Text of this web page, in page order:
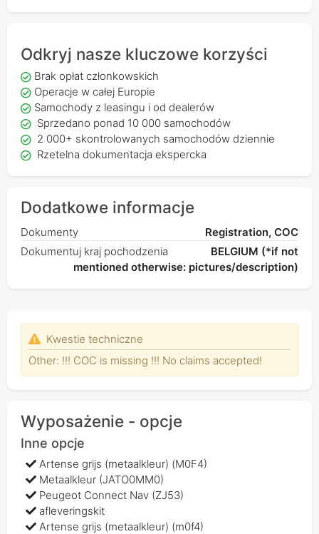
Odkryj nasze kluczowe korzyści
Brak opłat członkowskich
Operacje w całej Europie
Samochody z leasingu i od dealerów
Sprzedano ponad 10 000 samochodów
2 000+ skontrolowanych samochodów dziennie
Rzetelna dokumentacja ekspercka
Dodatkowe informacje
Dokumenty
Registration, COC
Dokumentuj kraj pochodzenia
BELGIUM (*if not
mentioned otherwise: pictures/description)
Kwestie techniczne
Other: !!! COC is missing !!! No claims accepted!
Wyposażenie - opcje
Inne opcje
Artense grijs (metaalkleur) (M0F4)
Metaalkleur (JATO0MM0)
Peugeot Connect Nav (ZJ53)
afleveringskit
Artense grijs (metaalkleur) (m0f4)